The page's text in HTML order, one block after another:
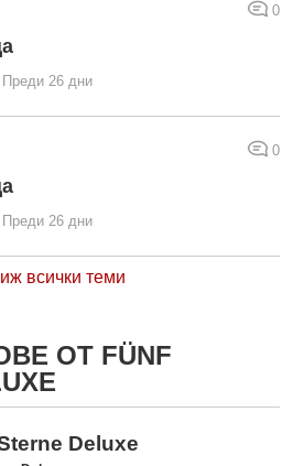
0
Преди 26 дни
0
Преди 26 дни
всички теми
ОТ FÜNF
Deluxe